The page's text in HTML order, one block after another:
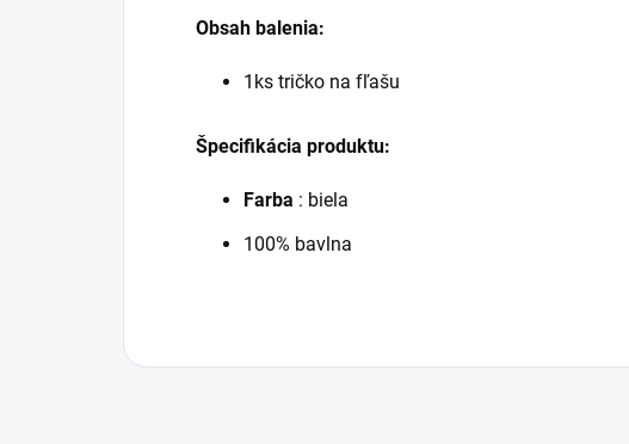
Obsah balenia:
1ks tričko na fľašu
Špecifikácia produktu:
Farba : biela
100% bavlna